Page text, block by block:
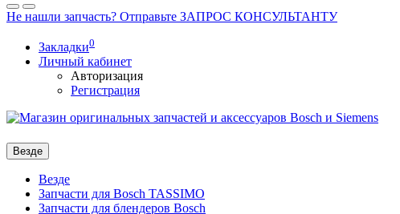
Не нашли запчасть? Отправьте ЗАПРОС КОНСУЛЬТАНТУ
Закладки0
Личный кабинет
Авторизация
Регистрация
Везде
Везде
Запчасти для Bosch TASSIMO
Запчасти для блендеров Bosch